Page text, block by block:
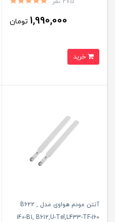
1,990,000 تومان
آنتن مودم هواوی مدل B622 ,
i40-B1, B612,U-Tel,L433-TF-i60